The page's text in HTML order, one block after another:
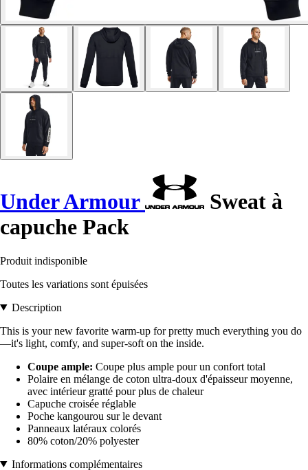
Under Armour
Sweat à
capuche Pack
Produit indisponible
Toutes les variations sont épuisées
Description
This is your new favorite warm-up for pretty much everything you do
—it's light, comfy, and super-soft on the inside.
Coupe ample: Coupe plus ample pour un confort total
Polaire en mélange de coton ultra-doux d'épaisseur moyenne,
avec intérieur gratté pour plus de chaleur
Capuche croisée réglable
Poche kangourou sur le devant
Panneaux latéraux colorés
80% coton/20% polyester
Informations complémentaires